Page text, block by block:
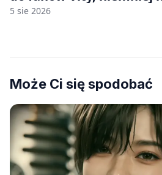
wiele [FELIETON]
5 sie 2026
Może Ci się spodobać